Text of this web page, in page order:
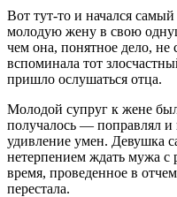
Вот тут-то и начался
молодую жену в свою
чем она, понятное дело, не
вспоминала тот
пришло ослушаться отца.
Молодой супруг к жене
получалось — поправлял
удивление умен. Девушка
нетерпением ждать мужа с
время, проведенное в
перестала.